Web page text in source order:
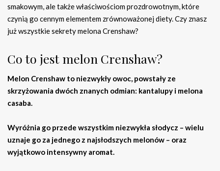
smakowym, ale także właściwościom prozdrowotnym, które
czynią go cennym elementem zrównoważonej diety. Czy znasz
już wszystkie sekrety melona Crenshaw?
Co to jest melon Crenshaw?
Melon Crenshaw to niezwykły owoc, powstały ze
skrzyżowania dwóch znanych odmian: kantalupy i melona
casaba.
Wyróżnia go przede wszystkim niezwykła słodycz – wielu
uznaje go za jednego z najsłodszych melonów – oraz
wyjątkowo intensywny aromat.